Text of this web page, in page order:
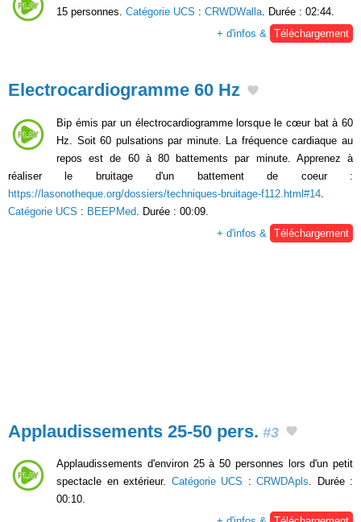
15 personnes. Catégorie UCS : CRWDWalla . Durée : 02:44.
+ d'infos &
Téléchargement
Electrocardiogramme 60 Hz
Bip émis par un électrocardiogramme lorsque le cœur bat à 60
Hz. Soit 60 pulsations par minute. La fréquence cardiaque au
repos est de 60 à 80 battements par minute. Apprenez à
réaliser le bruitage d'un battement de coeur :
https://lasonotheque.org/dossiers/techniques-bruitage-f112.html#14
Catégorie UCS : BEEPMed . Durée : 00:09.
+ d'infos &
Téléchargement
Applaudissements 25-50 pers. #3
Applaudissements d'environ 25 à 50 personnes lors d'un petit
spectacle en extérieur. Catégorie UCS : CRWDApls. Durée :
00:10.